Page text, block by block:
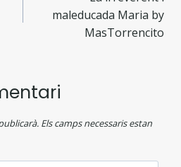
maleducada Maria by
MasTorrencito
Els camps necessaris estan